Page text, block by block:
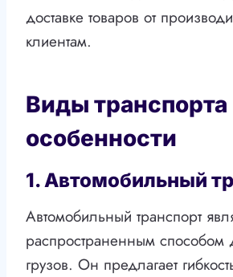
доставке товаров от
клиентам.
Виды транспорта
особенности
1. Автомобильный
Автомобильный транспорт
распространенным способом
грузов. Он предлагает